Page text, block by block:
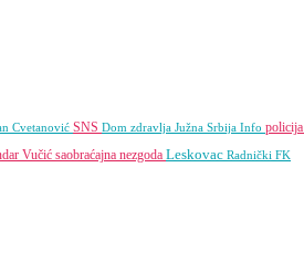
Cvetanović SNS Dom zdravlja Južna Srbija Info policija
Vučić saobraćajna nezgoda Leskovac Radnički FK